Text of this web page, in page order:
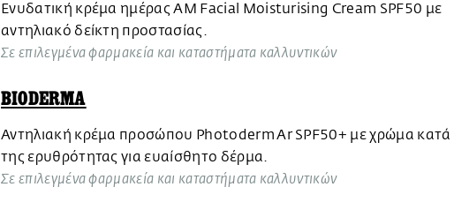
Ενυδατική κρέμα ημέρας AM Facial Moisturising Cream SPF50 με
αντηλιακό δείκτη προστασίας.
Σε επιλεγμένα φαρμακεία και καταστήματα καλλυντικών
BIODERMA
Αντηλιακή κρέμα προσώπου Photoderm Ar SPF50+ με χρώμα κατά
της ερυθρότητας για ευαίσθητο δέρμα.
Σε επιλεγμένα φαρμακεία και καταστήματα καλλυντικών